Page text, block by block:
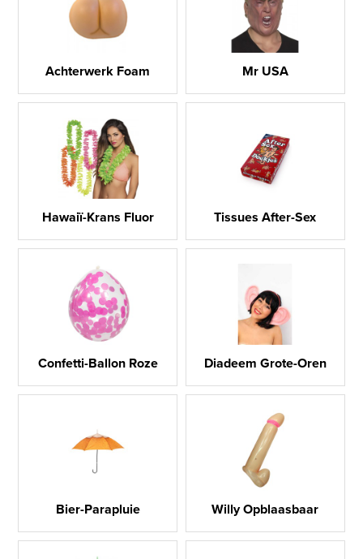
Achterwerk Foam Mr USA
Hawaiï-Krans Fluor Tissues After-Sex
Confetti-Ballon Roze Diadeem Grote-Oren
Bier-Parapluie Willy Opblaasbaar